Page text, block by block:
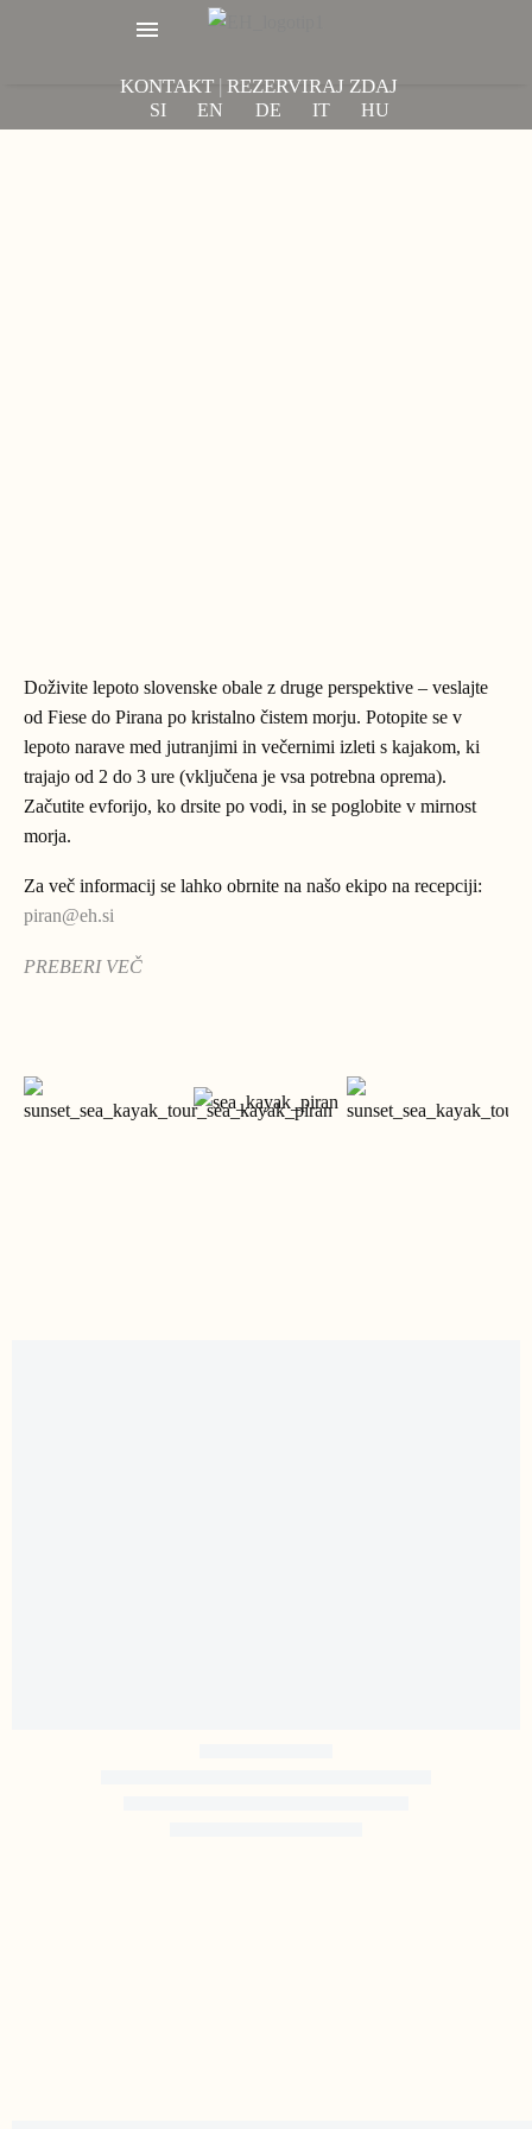
KONTAKT | REZERVIRAJ ZDAJ
SI EN DE IT HU
Doživite lepoto slovenske obale z druge perspektive ‒ veslajte
od Fiese do Pirana po kristalno čistem morju. Potopite se v
lepoto narave med jutranjimi in večernimi izleti s kajakom, ki
trajajo od 2 do 3 ure (vključena je vsa potrebna oprema).
Začutite evforijo, ko drsite po vodi, in se poglobite v mirnost
morja.
Za več informacij se lahko obrnite na našo ekipo na recepciji:
piran@eh.si
PREBERI VEČ